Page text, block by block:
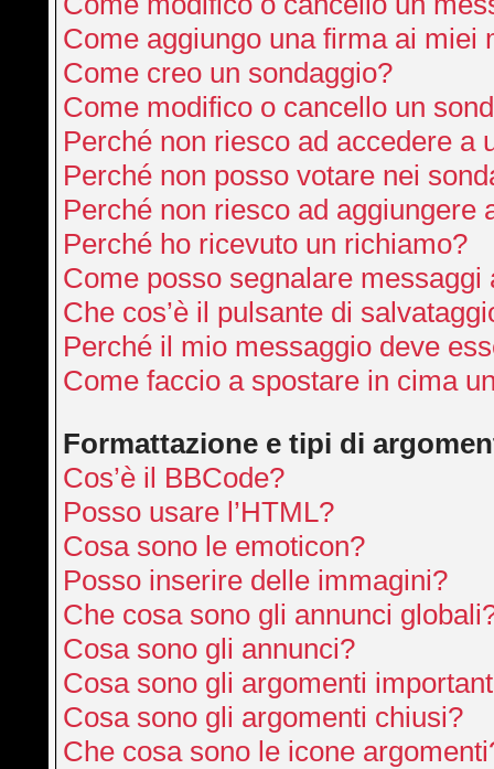
Come aggiungo una firma ai miei
Come creo un sondaggio?
Come modifico o cancello un
Perché non riesco ad accedere a
Perché non posso votare nei
Perché non riesco ad aggiungere
Perché ho ricevuto un richiamo?
Come posso segnalare messaggi
Che cos’è il pulsante di
Perché il mio messaggio deve
Come faccio a spostare in cima
Formattazione e tipi di
Cos’è il BBCode?
Posso usare l’HTML?
Cosa sono le emoticon?
Posso inserire delle immagini?
Che cosa sono gli annunci
Cosa sono gli annunci?
Cosa sono gli argomenti
Cosa sono gli argomenti chiusi?
Che cosa sono le icone